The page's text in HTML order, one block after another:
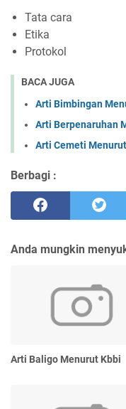
Tata cara
Etika
Protokol
BACA JUGA
Arti Bimbingan
Arti Berpenaruhan
Arti Cemeti
Berbagi :
Anda mungkin
Arti Baligo Menurut Kbbi